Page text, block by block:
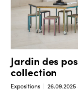
Jardin des
collection
Expositions 26.09.2025